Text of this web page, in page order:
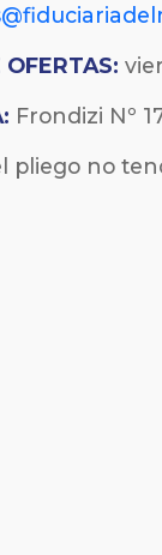
Frondizi Nº
pliego no